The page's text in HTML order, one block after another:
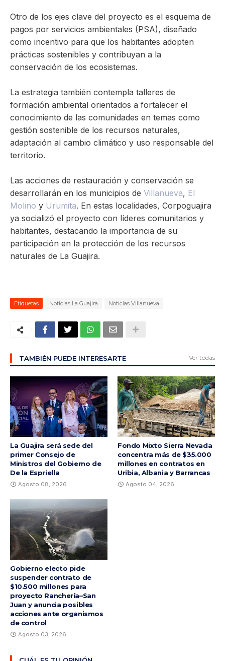
Otro de los ejes clave del proyecto es el esquema de
pagos por servicios ambientales (PSA), diseñado
como incentivo para que los habitantes adopten
prácticas sostenibles y contribuyan a la
conservación de los ecosistemas.
La estrategia también contempla talleres de
formación ambiental orientados a fortalecer el
conocimiento de las comunidades en temas como
gestión sostenible de los recursos naturales,
adaptación al cambio climático y uso responsable del
territorio.
Las acciones de restauración y conservación se
desarrollarán en los municipios de Villanueva, El
Molino y Urumita. En estas localidades, Corpoguajira
ya socializó el proyecto con líderes comunitarios y
habitantes, destacando la importancia de su
participación en la protección de los recursos
naturales de La Guajira.
Etiquetas Noticias La Guajira Noticias Villanueva
TAMBIÉN PUEDE INTERESARTE Ver todas
La Guajira será sede del
primer Consejo de
Ministros del Gobierno de
De la Espriella
Agosto 08, 2026
Fondo Mixto Sierra Nevada
concentra más de $35.000
millones en contratos en
Uribia, Albania y Barrancas
Agosto 04, 2026
Gobierno electo pide
suspender contrato de
$10.500 millones para
proyecto Ranchería–San
Juan y anuncia posibles
acciones ante organismos
de control
Agosto 03, 2026